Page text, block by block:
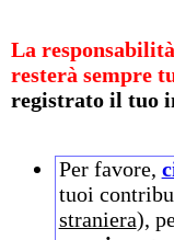
La
resterà sempre
registrato il tuo
Per favore,
tuoi
straniera),